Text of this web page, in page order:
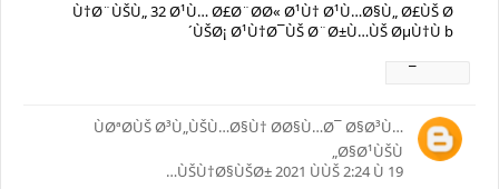
Ù†Ø¨ÙŠÙ„ 32 Ø¹Ù… Ø£Ø¨Ø­Ø« Ø¹Ù† Ø¹Ù…Ø§Ù„ Ø£ÙŠ Ø
´ÙŠØ¡ Ø¹Ù†Ø¯ÙŠ Ø¨Ø±Ù…ÙŠ ØµÙ†Ù b
ÙØªØ­ÙŠ Ø³Ù„ÙŠÙ…Ø§Ù† Ø­Ø§Ù…Ø¯ Ø§Ø³Ù…
Ø§Ø¹ÙŠÙ„
19 ÙŠÙ†Ø§ÙŠØ± 2021 ÙÙŠ 2:24 Ù…